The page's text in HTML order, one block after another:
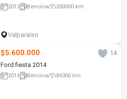
2013 Bencina 200000 km
Valparaíso
$5.600.000
14
Ford fiesta 2014
2014 Bencina 84300 km